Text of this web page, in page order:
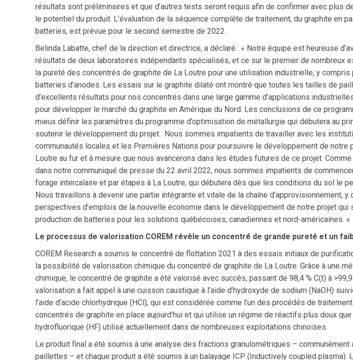
résultats sont préliminaires et que d’autres tests seront requis afin de confirmer avec plus
le potentiel du produit. L’évaluation de la séquence complète de traitement, du graphite en
batteries, est prévue pour le second semestre de 2022.
Belinda Labatte, chef de la direction et directrice, a déclaré : « Notre équipe est heureuse
résultats de deux laboratoires indépendants spécialisés, et ce sur le premier de nombreux
la pureté des concentrés de graphite de La Loutre pour une utilisation industrielle, y compris
batteries d’anodes. Les essais sur le graphite dilaté ont montré que toutes les tailles de
d’excellents résultats pour nos concentrés dans une large gamme d’applications
pour développer le marché du graphite en Amérique du Nord. Les conclusions de ce
mieux définir les paramètres du programme d’optimisation de métallurgie qui débutera au
soutenir le développement du projet. Nous sommes impatients de travailler avec les
communautés locales et les Premières Nations pour poursuivre le développement de notre
Loutre au fur et à mesure que nous avancerons dans les études futures de ce projet. Comme
dans notre communiqué de presse du 22 avril 2022, nous sommes impatients de
forage intercalaire et par étapes à La Loutre, qui débutera dès que les conditions du sol le
Nous travaillons à devenir une partie intégrante et vitale de la chaîne d’approvisionnement, y
perspectives d’emplois de la nouvelle économie dans le développement de notre projet qui
production de batteries pour les solutions québécoises, canadiennes et nord-américaines. »
Le processus de valorisation COREM révèle un concentré de grande pureté et un
COREM Research a soumis le concentré de flottation 2021 à des essais initiaux de
la possibilité de valorisation chimique du concentré de graphite de La Loutre. Grâce à une
chimique, le concentré de graphite a été valorisé avec succès, passant de 98,4 % C(t) à
valorisation a fait appel à une cuisson caustique à l’aide d’hydroxyde de sodium (NaOH)
l’aide d’acide chlorhydrique (HCl), qui est considérée comme l’un des procédés de
concentrés de graphite en place aujourd’hui et qui utilise un régime de réactifs plus doux que
hydrofluorique (HF) utilisé actuellement dans de nombreuses exploitations chinoises.
Le produit final a été soumis à une analyse des fractions granulométriques –
paillettes – et chaque produit a été soumis à un balayage ICP (Inductively coupled plasma).